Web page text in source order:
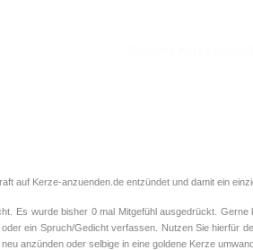
auf Kerze-anzuenden.de entzündet und damit ein
Es wurde bisher 0 mal Mitgefühl ausgedrückt. Gerne
ein Spruch/Gedicht verfassen. Nutzen Sie hierfür
anzünden oder selbige in eine goldene Kerze